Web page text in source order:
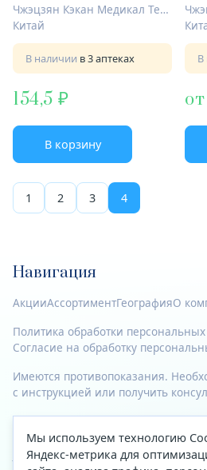
Чжэцзян Кэкан Медикал Текнолоджи Ко., Лтд.
Китай
В наличии в 3 аптеках
154,5
В корзину
В
1 2 3 4
Навигация
АкцииАссортиментГеографияО
Политика обработки
Согласие на обработку
Имеются противопоказания.
с инструкцией или получить
© 2023—2026 Все права
Адрес
Мы используем технологию
Яндекс-метрика для